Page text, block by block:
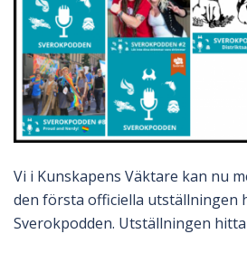
Vi i Kunskapens Väktare kan nu
den första officiella utställningen
Sverokpodden. Utställningen